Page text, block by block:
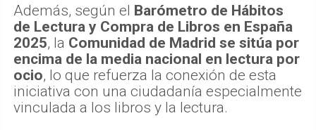
Además, según el Barómetro de Hábitos
de Lectura y Compra de Libros en España
2025, la Comunidad de Madrid se sitúa por
encima de la media nacional en lectura por
ocio, lo que refuerza la conexión de esta
iniciativa con una ciudadanía especialmente
vinculada a los libros y la lectura.